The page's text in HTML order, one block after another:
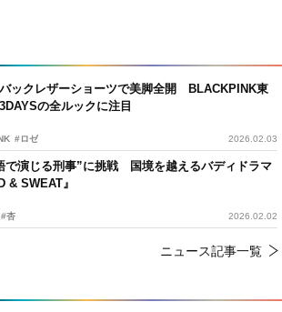
ックレザーショーツで美脚全開 BLACKPINK東
の全ルックに注目
#ロゼ 2026.02.03
で演じる刑事”に挑戦 国境を越えるバディドラマ
& SWEAT』
#杏 2026.02.02
ニュース記事一覧